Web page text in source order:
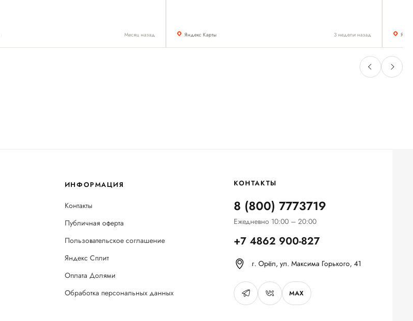
Месяц назад Яндекс Карты 3 недели назад
ИНФОРМАЦИЯ
Контакты
Публичная оферта
Пользовательское соглашение
Яндекс Сплит
Оплата Долями
Обработка персональных данных
КОНТАКТЫ
8 (800) 7773719
Ежедневно 10:00 – 20:00
+7 4862 900-827
г. Орёл, ул. Максима Горького, 41
MAX